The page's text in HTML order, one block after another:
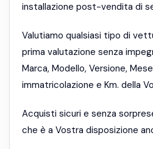
installazione post-vendita di
Valutiamo qualsiasi tipo di
prima valutazione senza
Marca, Modello, Versione,
immatricolazione e Km. della
Acquisti sicuri e senza
che è a Vostra disposizione